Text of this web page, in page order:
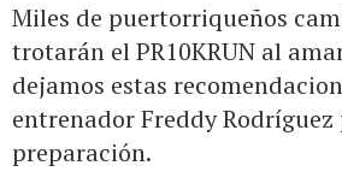
Miles de puertorriqueños
trotarán el PR10KRUN al
dejamos estas
entrenador Freddy
preparación.